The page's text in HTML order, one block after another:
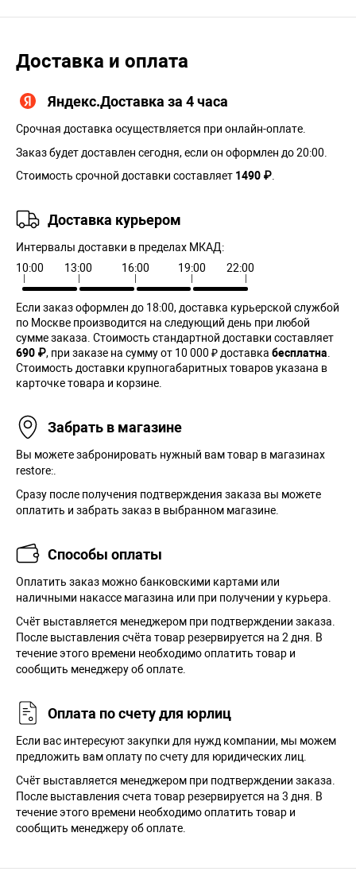
Доставка и оплата
Яндекс.Доставка за 4 часа
Срочная доставка осуществляется при онлайн-оплате.
Заказ будет доставлен сегодня, если он оформлен до 20:00.
Стоимость срочной доставки составляет 1490 ₽
Доставка курьером
Интервалы доставки в пределах МКАД:
10:00
13:00 16:00 19:00 22:00
Если заказ оформлен до 18:00, доставка курьерской службой
по Москве производится на следующий день при любой
сумме заказа. Cтоимость стандартной доставки составляет
690 ₽, при заказе на сумму от 10 000 ₽ доставка бесплатна
Стоимость доставки крупногабаритных товаров указана в
карточке товара и корзине.
Забрать в магазине
Вы можете забронировать нужный вам товар в магазинах
restore:.
Сразу после получения подтверждения заказа вы можете
оплатить и забрать заказ в выбранном магазине.
Способы оплаты
Оплатить заказ можно банковскими картами или
наличными накассе магазина или при получении у курьера.
Cчёт выставляется менеджером при подтверждении заказа.
После выставления счёта товар резервируется на 2 дня. В
течение этого времени необходимо оплатить товар и
сообщить менеджеру об оплате.
Оплата по счету для юрлиц
Если вас интересуют закупки для нужд компании, мы можем
предложить вам оплату по счету для юридических лиц.
Счёт выставляется менеджером при подтверждении заказа.
После выставления счета товар резервируется на 3 дня. В
течение этого времени необходимо оплатить товар и
сообщить менеджеру об оплате.